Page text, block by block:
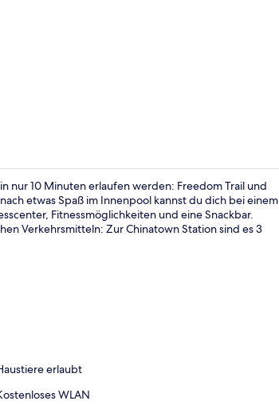
Lobby
nur 10 Minuten erlaufen werden: Freedom Trail und
etwas Spaß im Innenpool kannst du dich bei einem
Fitnessmöglichkeiten und eine Snackbar.
Verkehrsmitteln: Zur Chinatown Station sind es 3
erlaubt
WLAN